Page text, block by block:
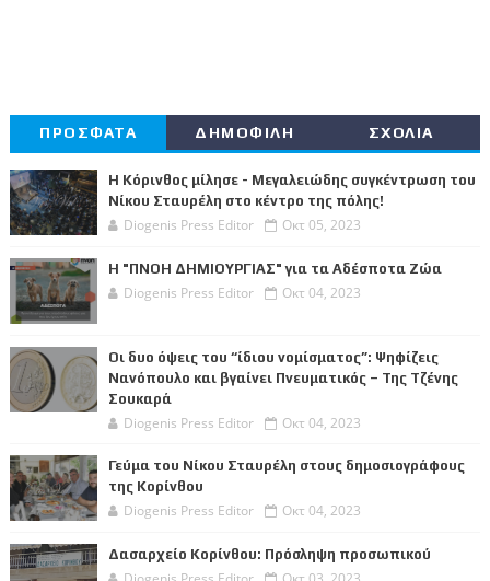
ΠΡΟΣΦΑΤΑ ΔΗΜΟΦΙΛΗ ΣΧΟΛΙΑ
Η Κόρινθος μίλησε - Μεγαλειώδης συγκέντρωση του
Νίκου Σταυρέλη στο κέντρο της πόλης!
Diogenis Press Editor Οκτ 05, 2023
Η "ΠΝΟΗ ΔΗΜΙΟΥΡΓΙΑΣ" για τα Αδέσποτα Ζώα
Diogenis Press Editor Οκτ 04, 2023
Οι δυο όψεις του “ίδιου νομίσματος”: Ψηφίζεις
Νανόπουλο και βγαίνει Πνευματικός – Της Τζένης
Σουκαρά
Diogenis Press Editor Οκτ 04, 2023
Γεύμα του Νίκου Σταυρέλη στους δημοσιογράφους
της Κορίνθου
Diogenis Press Editor Οκτ 04, 2023
Δασαρχείο Κορίνθου: Πρόσληψη προσωπικού